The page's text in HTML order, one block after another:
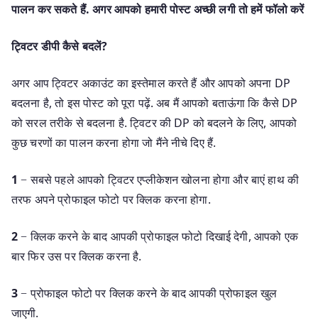
पालन कर सकते हैं. अगर आपको हमारी पोस्ट अच्छी लगी तो हमें फॉलो करें
ट्विटर डीपी कैसे बदलें?
अगर आप ट्विटर अकाउंट का इस्तेमाल करते हैं और आपको अपना DP
बदलना है, तो इस पोस्ट को पूरा पढ़ें. अब मैं आपको बताऊंगा कि कैसे DP
को सरल तरीके से बदलना है. ट्विटर की DP को बदलने के लिए, आपको
कुछ चरणों का पालन करना होगा जो मैंने नीचे दिए हैं.
1 − सबसे पहले आपको ट्विटर एप्लीकेशन खोलना होगा और बाएं हाथ की
तरफ अपने प्रोफाइल फोटो पर क्लिक करना होगा.
2− क्लिक करने के बाद आपकी प्रोफाइल फोटो दिखाई देगी, आपको एक
बार फिर उस पर क्लिक करना है.
3− प्रोफाइल फोटो पर क्लिक करने के बाद आपकी प्रोफाइल खुल
जाएगी.